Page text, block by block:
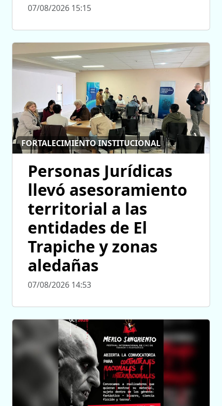
07/08/2026 15:15
FORTALECIMIENTO INSTITUCIONAL
Personas Jurídicas
llevó asesoramiento
territorial a las
entidades de El
Trapiche y zonas
aledañas
07/08/2026 14:53